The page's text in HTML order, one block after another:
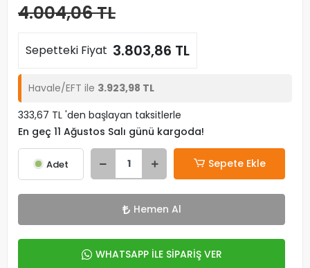
4.004,06 TL
Sepetteki Fiyat 3.803,86 TL
Havale/EFT ile 3.923,98 TL
333,67 TL 'den başlayan taksitlerle
En geç 11 Ağustos Salı günü kargoda!
Adet Sepete Ekle
Hemen Al
WHATSAPP İLE SİPARİŞ VER